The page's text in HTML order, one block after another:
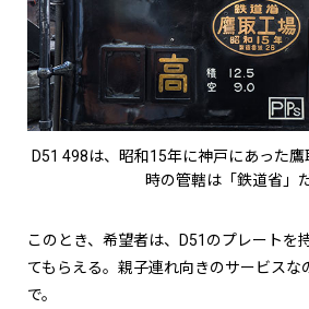
D51 498は、昭和15年に神戸にあった
時の管轄は「鉄道省」
このとき、希望者は、D51のプレートを
てもらえる。親子連れ向きのサービスな
で。